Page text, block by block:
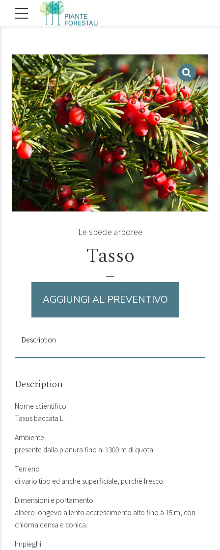
Le specie arboree
Tasso
AGGIUNGI AL PREVENTIVO
Description
Description
Nome scientifico
Taxus baccata L.
Ambiente
presente dalla pianura fino ai 1300 m di quota.
Terreno
di vario tipo ed anche superficiale, purchè fresco.
Dimensioni e portamento
albero longevo a lento accrescimento alto fino a 15 m, con
chioma densa e conica.
Impieghi